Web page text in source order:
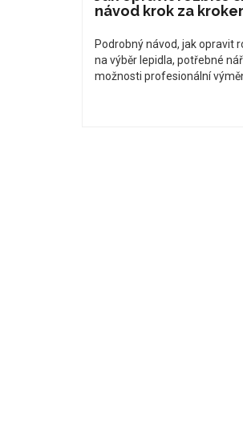
návod krok za
Podrobný návod, jak opravit
na výběr lepidla, potřebné
možnosti profesionální